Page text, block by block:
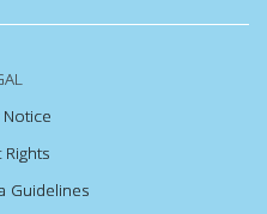
Notice
Guidelines